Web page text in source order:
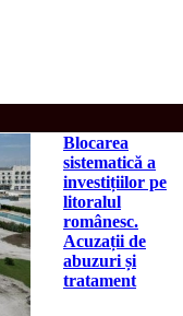
Blocarea
sistematică a
investițiilor pe
litoralul
românesc.
Acuzații de
abuzuri și
tratament